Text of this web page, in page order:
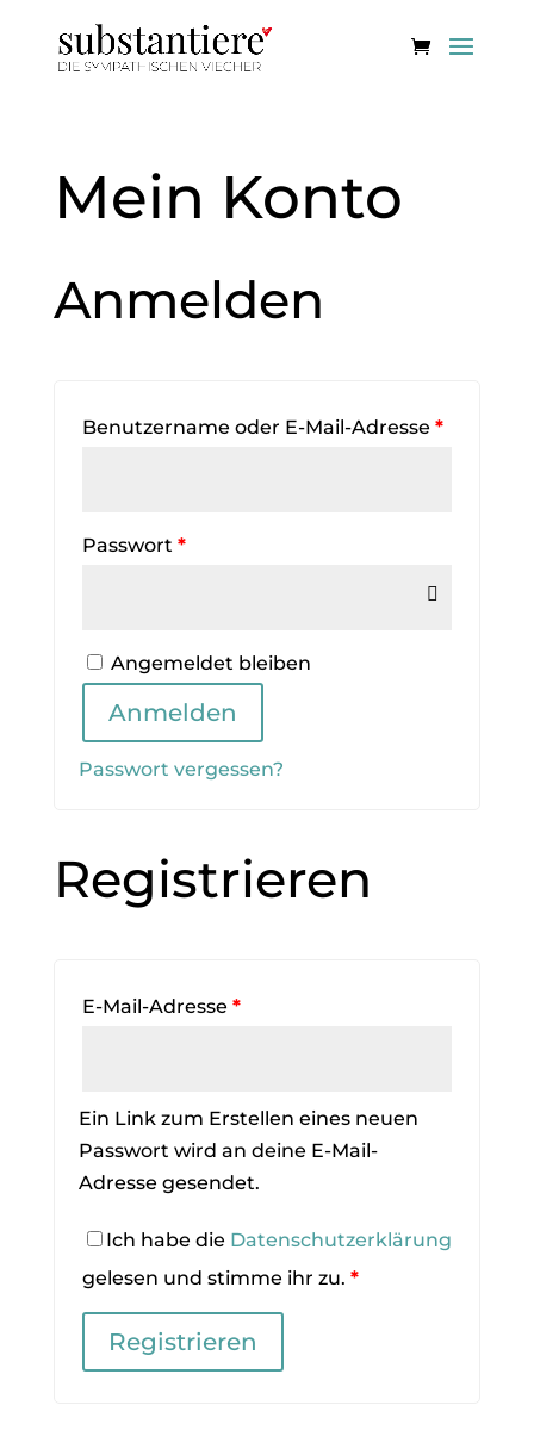
Mein Konto
Anmelden
Benutzername oder E-Mail-Adresse *
Passwort *
Angemeldet bleiben
Anmelden
Passwort vergessen?
Registrieren
E-Mail-Adresse *
Ein Link zum Erstellen eines neuen
Passwort wird an deine E-Mail-
Adresse gesendet.
Ich habe die Datenschutzerklärung
gelesen und stimme ihr zu. *
Registrieren